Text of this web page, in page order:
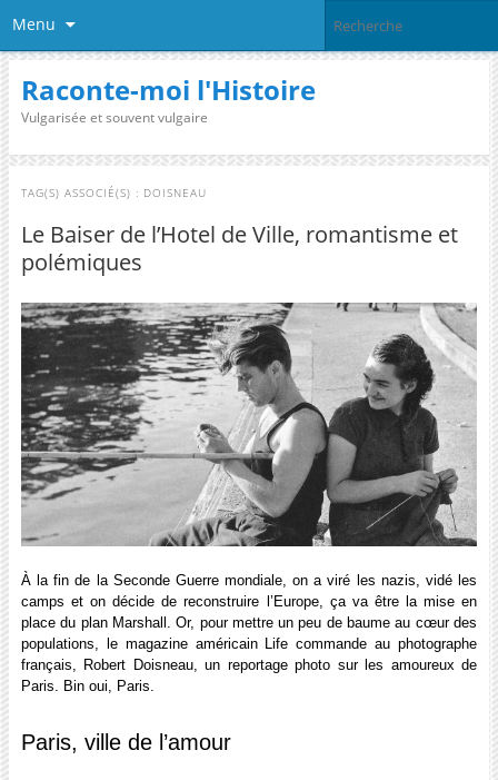
Menu
Raconte-moi l'Histoire
Vulgarisée et souvent vulgaire
TAG(S) ASSOCIÉ(S) : DOISNEAU
Le Baiser de l’Hotel de Ville, romantisme et
polémiques
À la fin de la Seconde Guerre mondiale, on a viré les nazis, vidé les
camps et on décide de reconstruire l’Europe, ça va être la mise en
place du plan Marshall. Or, pour mettre un peu de baume au cœur des
populations, le magazine américain Life commande au photographe
français, Robert Doisneau, un reportage photo sur les amoureux de
Paris. Bin oui, Paris.
Paris, ville de l’amour